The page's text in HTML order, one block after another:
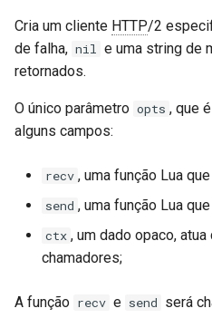
length-hiding
let
limit-traffic-rate
live-common
log-sqlite
log-var-set
resty.http2.hpack
hpack.encode
hpack.incr_indexed
hpack.new
h:insert_entry
h:resize
Cria um cliente HTTP/2
de falha, nil e uma string de
retornados.
O único parâmetro opts , que
alguns campos:
recv , uma função Lua
send , uma função Lua
ctx , um dado opaco,
chamadores;
A função recv e send será